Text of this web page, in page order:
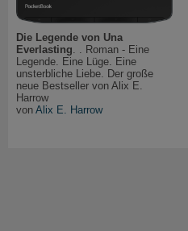
Die Legende von Una
Everlasting. . Roman - Eine
Legende. Eine Lüge. Eine
unsterbliche Liebe. Der große
neue Bestseller von Alix E.
Harrow
von Alix E. Harrow